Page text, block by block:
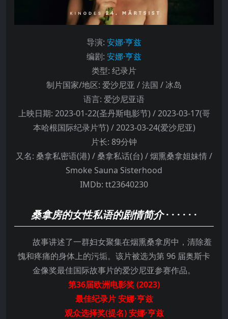
导演: 安娜·亨兹
编剧: 安娜·亨兹
类型: 纪录片
制片国家/地区: 爱沙尼亚 / 法国 / 冰岛
语言: 爱沙尼亚语
上映日期: 2023-01-22(圣丹斯电影节) / 2023-03-17(哥
本哈根国际纪录片节) / 2023-03-24(爱沙尼亚)
片长: 89分钟
又名: 桑拿私密语(港) / 桑拿私话(台) / 烟熏桑拿姐妹情 /
Smoke Sauna Sisterhood
IMDb: tt23640230
桑拿房的女性私语的剧情简介· · · · · ·
故事讲述了一群妇女聚集在烟熏桑拿房中，清除羞
愧和疼痛的身体上的污垢。该片被选为第 96 届奥斯卡
金像奖最佳国际故事片的爱沙尼亚参赛作品。
第36届欧洲电影奖 (2023)
最佳纪录片 安娜·亨兹
观众选择奖(提名) 安娜·亨兹